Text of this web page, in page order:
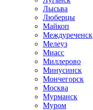
Лысьва
Люберцы
Майкоп
Междуреченск
Мелеуз
Миасс
Миллерово
Минусинск
Мончегорск
Москва
Мурманск
Муром